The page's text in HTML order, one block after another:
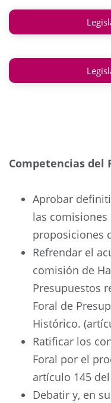
Competencias del
Aprobar
las
proposiciones
Refrendar el
comisión de
Presupuestos
Foral de
Histórico.
Ratificar los
Foral por el
artículo 145
Debatir y, en